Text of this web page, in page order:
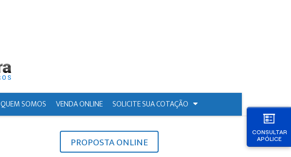
CONSULTAR
APÓLICE
QUEM SOMOS VENDA ONLINE SOLICITE SUA COTAÇÃO
PROPOSTA ONLINE